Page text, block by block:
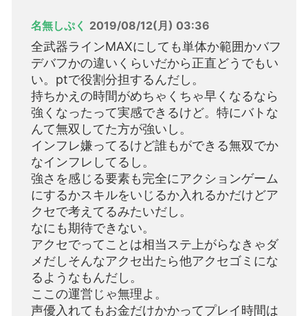
名無しぷく 2019/08/12(月) 03:36
全武器ラインMAXにしても単体か範囲かバフ
デバフかの違いくらいだから正直どうでもい
い。ptで役割分担するんだし。
持ちかえの時間がめちゃくちゃ早くなるなら
強くなったって実感できるけど。特にバトな
んて無双してた方が強いし。
インフレ嫌ってるけど誰もができる無双でか
なインフレしてるし。
強さを感じる要素も完全にアクションゲーム
にするかスキルをいじるか入れるかだけどア
クセで考えてるみたいだし。
なにも期待できない。
アクセでってことは相当ステ上がらなきゃダ
メだしそんなアクセ出たら他アクセゴミにな
るようなもんだし。
ここの運営じゃ無理よ。
声優入れてもお金だけかかってプレイ時間は